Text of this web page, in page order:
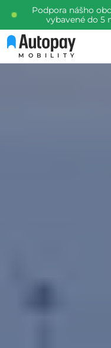
Podpora nášho
vybavené do 5
MOBILITY